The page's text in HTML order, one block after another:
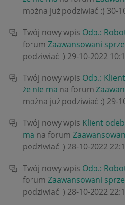
można już podziwiać :) ‎30-
Twój nowy wpis Odp.:
forum Zaawansowani
podziwiać :) ‎29-10-2022
Twój nowy wpis Odp.:
że nie ma na forum
można już podziwiać :) ‎29-
Twój nowy wpis Klient
ma na forum
podziwiać :) ‎28-10-2022
Twój nowy wpis Odp.:
forum Zaawansowani
podziwiać :) ‎28-10-2022